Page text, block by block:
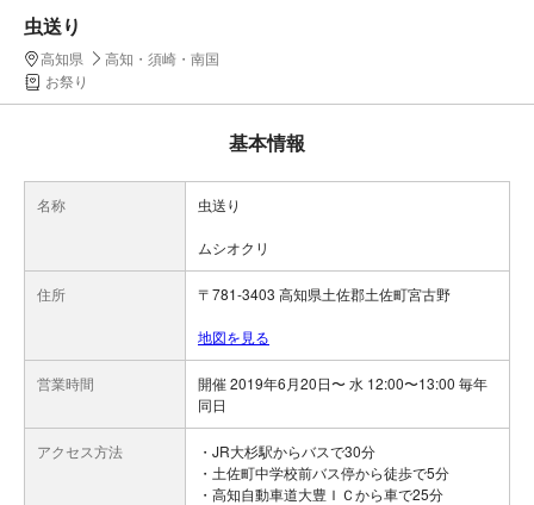
虫送り
高知県
高知・須崎・南国
お祭り
基本情報
名称 虫送り
ムシオクリ
住所 〒781-3403 高知県土佐郡土佐町宮古野
地図を見る
営業時間
開催 2019年6月20日〜 水 12:00〜13:00 毎年
同日
アクセス方法
・JR大杉駅からバスで30分
・土佐町中学校前バス停から徒歩で5分
・高知自動車道大豊ＩＣから車で25分